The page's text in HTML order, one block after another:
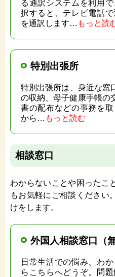
る通訳システムを利用
択すると、テレビ電話
を通訳します… もっと読
特別出張所
特別出張所は、身近な窓
の収納、母子健康手帳の
書の配布などの事務を
から… もっと読む
相談窓口
わからないことや困ったこ
もお気軽にご相談ください
けをします。
外国人相談窓口（無
日常生活での悩み、わ
らこちらへどうぞ。問